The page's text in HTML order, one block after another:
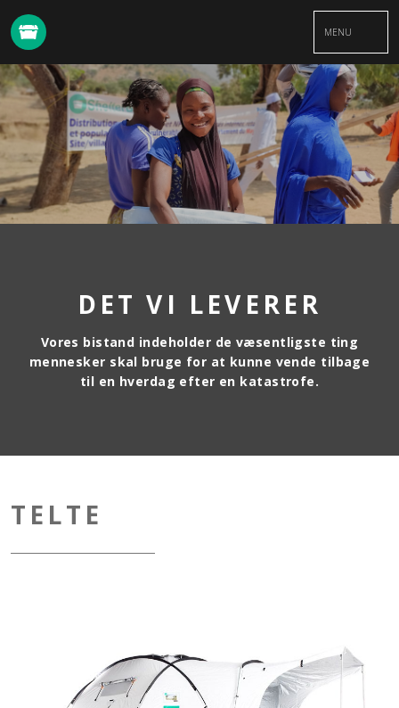
MENU
DET VI LEVERER
Vores bistand indeholder de væsentligste ting
mennesker skal bruge for at kunne vende tilbage
til en hverdag efter en katastrofe.
TELTE